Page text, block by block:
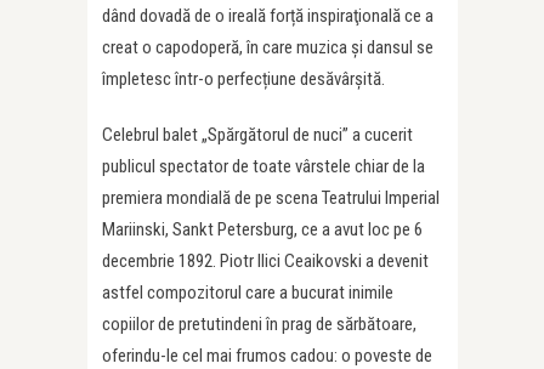
dând dovadă de o ireală forță inspiraţională ce a
creat o capodoperă, în care muzica și dansul se
împletesc într-o perfecțiune desăvârșită.
Celebrul balet „Spărgătorul de nuci” a cucerit
publicul spectator de toate vârstele chiar de la
premiera mondială de pe scena Teatrului Imperial
Mariinski, Sankt Petersburg, ce a avut loc pe 6
decembrie 1892. Piotr Ilici Ceaikovski a devenit
astfel compozitorul care a bucurat inimile
copiilor de pretutindeni în prag de sărbătoare,
oferindu-le cel mai frumos cadou: o poveste de